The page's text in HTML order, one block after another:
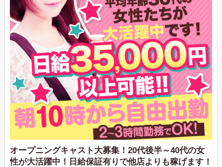
オープニングキャスト大募集！20代後半～40代の女
性が大活躍中！日給保証有りで他店よりも稼げます！